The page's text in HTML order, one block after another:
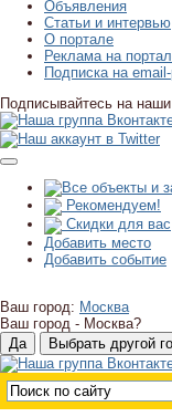
Объявления
Статьи и интервью
О портале
Реклама на
Подписка на
Подписывайтесь на
Рекомендуем!
Скидки для вас
Добавить место
Добавить событие
Ваш город: Москва
Ваш город - Москва?